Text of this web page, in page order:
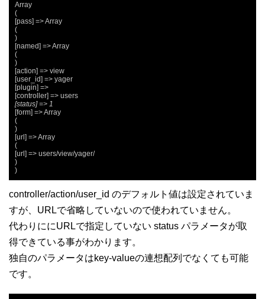
Array
(
[pass] => Array
(
)
[named] => Array
(
)
[action] => view
[user_id] => yager
[plugin] =>
[status] => 1
[form] => Array
(
)
[url] => Array
(
[url] => users/view/yager/
)
)
controller/action/user_id のデフォルト値は設定されていま
すが、URLで省略していないので使われていません。
代わりににURLで指定していない status パラメータが取
得できている事がわかります。
独自のパラメータはkey-valueの連想配列でなくても可能
です。